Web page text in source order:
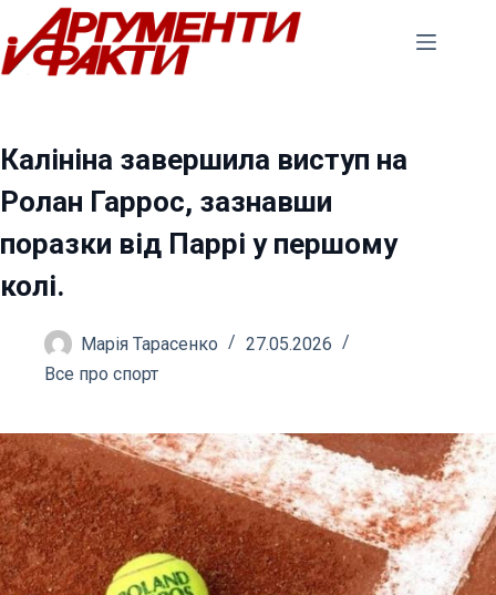
Перейти
до
вмісту
Калініна завершила виступ на
Ролан Гаррос, зазнавши
поразки від Паррі у першому
колі.
Марія Тарасенко
27.05.2026
Все про спорт